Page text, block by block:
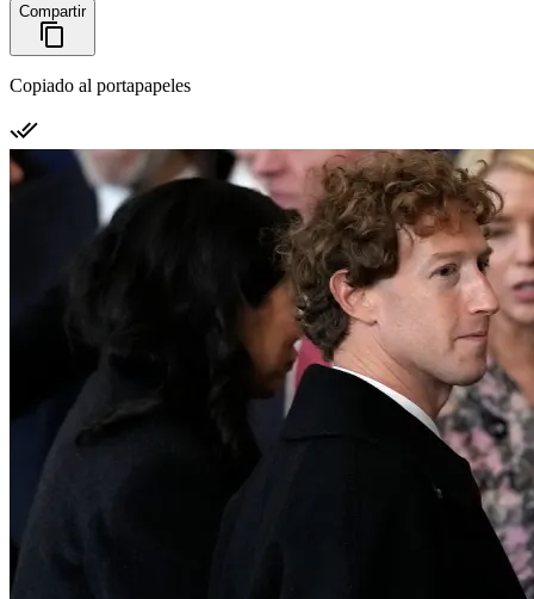
Compartir
Copiado al portapapeles